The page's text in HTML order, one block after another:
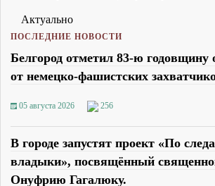
Актуально
ПОСЛЕДНИЕ НОВОСТИ
Белгород отметил 83-ю годовщину
от немецко-фашистских
05 августа 2026 256
В городе запустят проект «По
владыки», посвящённый
Онуфрию Гагалюку.